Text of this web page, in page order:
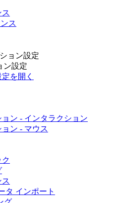
ス
ョン設定
ン設定
を開く
ン - インタラクション
ン - マウス
タ インポート